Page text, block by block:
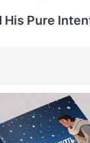
His Pure